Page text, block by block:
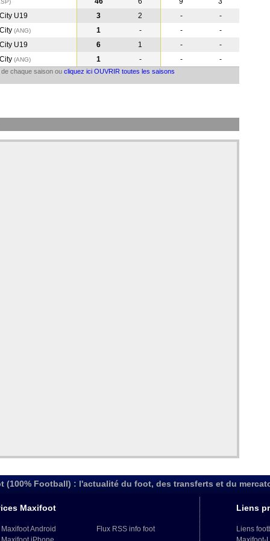
)
U19 3 2 -
-
(ANG) 1 - -
-
U19 6 1 -
-
(ANG) 1 - - -
chaque saison ou cliquez ici OUVRIR toutes les saisons
(100% Football) : l'actualité du foot, des transferts et du
Maxifoot
Android
Flux RSS info foot
Liens
Liens